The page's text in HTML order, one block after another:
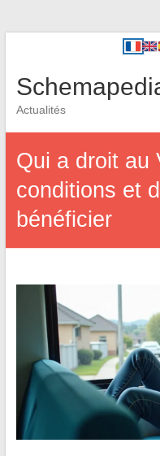
Actualités
Qui a droit au
conditions et
bénéficier